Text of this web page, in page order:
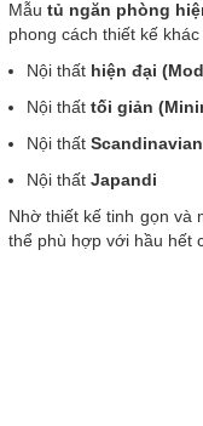
Mẫutủ ngăn phòng
phong cách thiết kế
Nội thất hiện đại
Nội thất tối giản
Nội thất Scandinavian
Nội thất Japandi
Nhờ thiết kế tinh gọn và
thể phù hợp với hầu hết